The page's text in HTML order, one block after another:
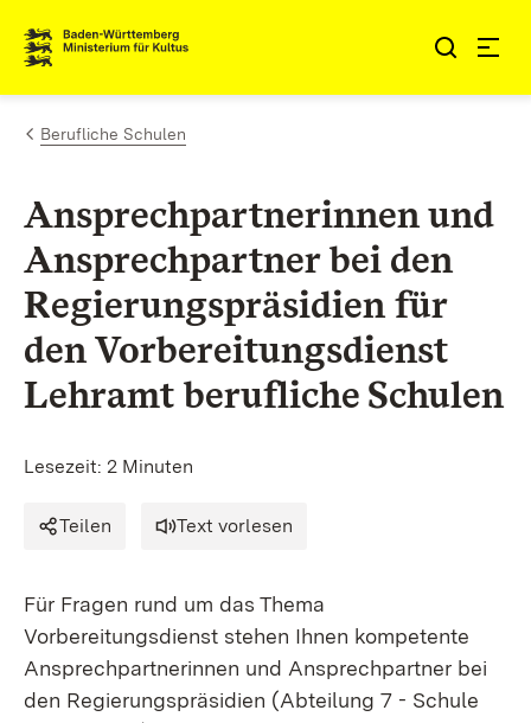
Zum Inhalt springen
Link zur Startseite
Berufliche Schulen
Ansprechpartnerinnen und
Ansprechpartner bei den
Regierungspräsidien für
den Vorbereitungsdienst
Lehramt berufliche Schulen
Lesezeit: 2 Minuten
Teilen Text vorlesen
Für Fragen rund um das Thema
Vorbereitungsdienst stehen Ihnen kompetente
Ansprechpartnerinnen und Ansprechpartner bei
den Regierungspräsidien (Abteilung 7 - Schule